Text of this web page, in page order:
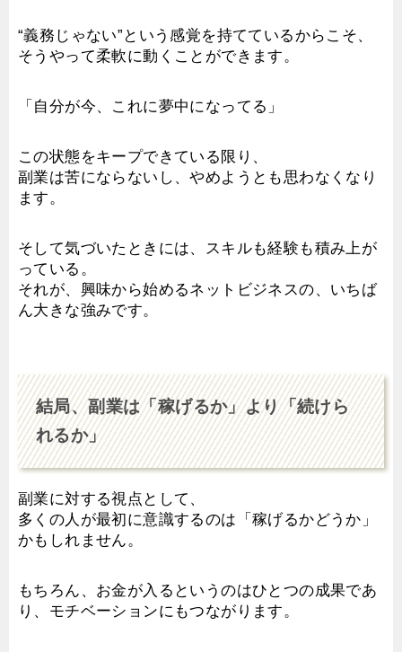
“義務じゃない”という感覚を持てているからこそ、
そうやって柔軟に動くことができます。
「自分が今、これに夢中になってる」
この状態をキープできている限り、
副業は苦にならないし、やめようとも思わなくなり
ます。
そして気づいたときには、スキルも経験も積み上が
っている。
それが、興味から始めるネットビジネスの、いちば
ん大きな強みです。
結局、副業は「稼げるか」より「続けら
れるか」
副業に対する視点として、
多くの人が最初に意識するのは「稼げるかどうか」
かもしれません。
もちろん、お金が入るというのはひとつの成果であ
り、モチベーションにもつながります。